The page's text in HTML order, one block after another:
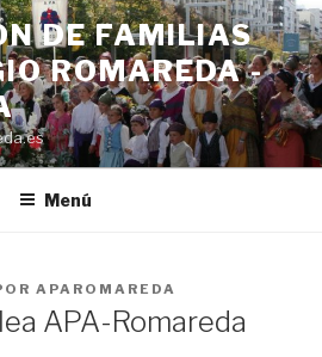
DE FAMILIAS
ROMAREDA -
Menú
APAROMAREDA
APA-Romareda